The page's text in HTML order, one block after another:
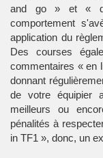
and go » et «
comportement
application du
Des courses
commentaires « en
donnant
de votre équipier
meilleurs ou
pénalités à
in TF1 », donc, un